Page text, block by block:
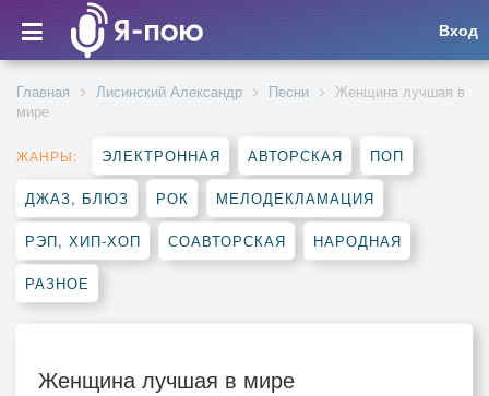
Вход
Главная Лисинский Александр Песни
Женщина лучшая в
мире
ЖАНРЫ: ЭЛЕКТРОННАЯ АВТОРСКАЯ ПОП
ДЖАЗ, БЛЮЗ РОК МЕЛОДЕКЛАМАЦИЯ
РЭП, ХИП-ХОП СОАВТОРСКАЯ НАРОДНАЯ
РАЗНОЕ
Женщина лучшая в мире